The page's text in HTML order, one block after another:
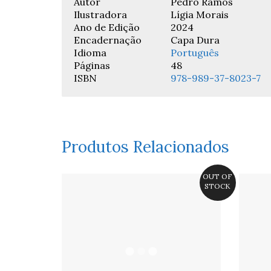
Ilustradora
Lígia Morais
Ano de Edição
2024
Encadernação
Capa Dura
Idioma
Português
Páginas
48
ISBN
978-989-37-8023-7
Produtos Relacionados
OUT OF
STOCK